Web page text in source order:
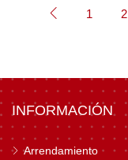
1 2
INFORMACIÓN
Arrendamiento